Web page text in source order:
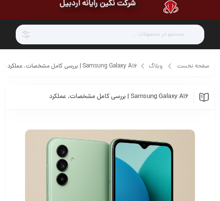
شرکت نگین رایانه اردبیل
صفحه نخست وبلاگ Samsung Galaxy A16 | بررسی کامل مشخصات، عملکرد
Samsung Galaxy A16 | بررسی کامل مشخصات، عملکرد